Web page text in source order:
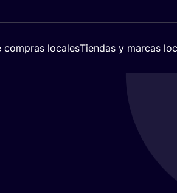
compras localesTiendas y marcas